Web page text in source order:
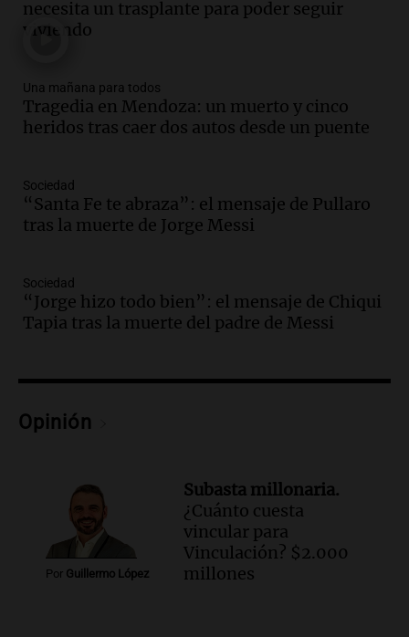
para poder seguir viviend
Una mañana para todos
Audio.Estiman que la inflación nacional
de julio será menor al 2,9% registrado
en CABA
Audio.Altas Cumbres: rescataron a una
cabra que llevaba ocho días atrapada en
un precipicio
Episodios
Audio.Chile planteó mejorar la
conectividad fronteriza, aérea y digital
Episodios
Audio.
qué crece el consumo de alimentos con
Episodios
Audio.
Investigan un asalto millonario a
la cooperativa Talamochita en Villa
María
necesita un trasplante para poder seguir
viviendo
Una mañana para todos
Tragedia en Mendoza: un muerto y cinco
heridos tras caer dos autos desde un puente
Sociedad
“Santa Fe te abraza”: el mensaje de Pullaro
tras la muerte de Jorge Messi
Sociedad
“Jorge hizo todo bien”: el mensaje de Chiqui
Tapia tras la muerte del padre de Messi
Opinión
Por Guillermo López
Subasta millonaria.
¿Cuánto cuesta
vincular para
Vinculación? $2.000
millones